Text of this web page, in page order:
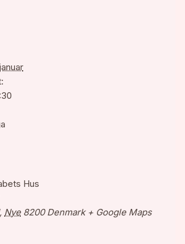
Hus
, Nye 8200 Denmark + Google Maps